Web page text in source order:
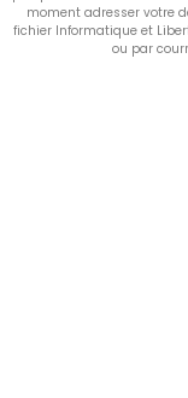
moment adresser votre
fichier Informatique et
ou par